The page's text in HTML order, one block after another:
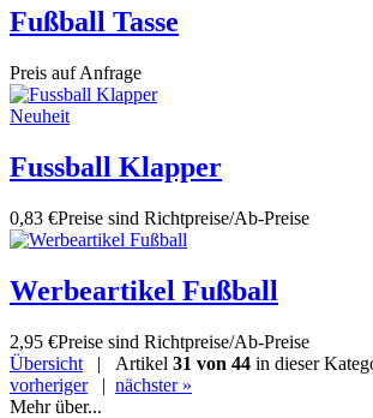
Fußball Tasse
Preis auf Anfrage
Neuheit
Fussball Klapper
0,83 €Preise sind Richtpreise/Ab-Preise
Werbeartikel Fußball
2,95 €Preise sind Richtpreise/Ab-Preise
Übersicht | Artikel 31 von 44 in dieser
vorheriger| nächster »
Mehr über...